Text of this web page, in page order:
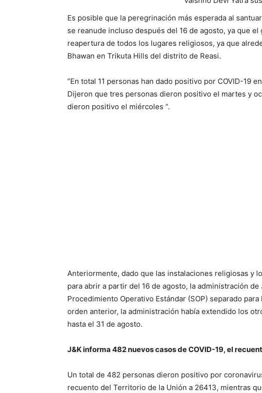
Es posible que la peregrinación más esperada al
se reanude incluso después del 16 de agosto, ya que
reapertura de todos los lugares religiosos, ya que
Bhawan en Trikuta Hills del distrito de Reasi.
“En total 11 personas han dado positivo por COVID-19
Dijeron que tres personas dieron positivo el martes y
dieron positivo el miércoles “.
Anteriormente, dado que las instalaciones religiosas y
para abrir a partir del 16 de agosto, la administración
Procedimiento Operativo Estándar (SOP) separado
orden anterior, la administración había extendido los
hasta el 31 de agosto.
J&K informa 482 nuevos casos de COVID-19, el
Un total de 482 personas dieron positivo por
recuento del Territorio de la Unión a 26413, mientras